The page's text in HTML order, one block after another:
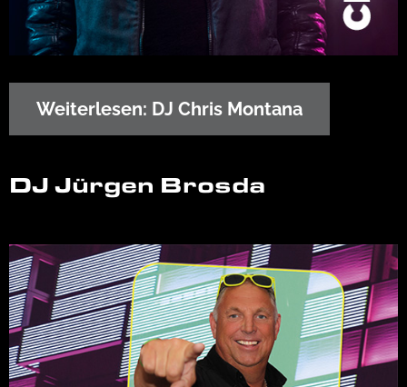
Weiterlesen: DJ Chris Montana
DJ Jürgen Brosda